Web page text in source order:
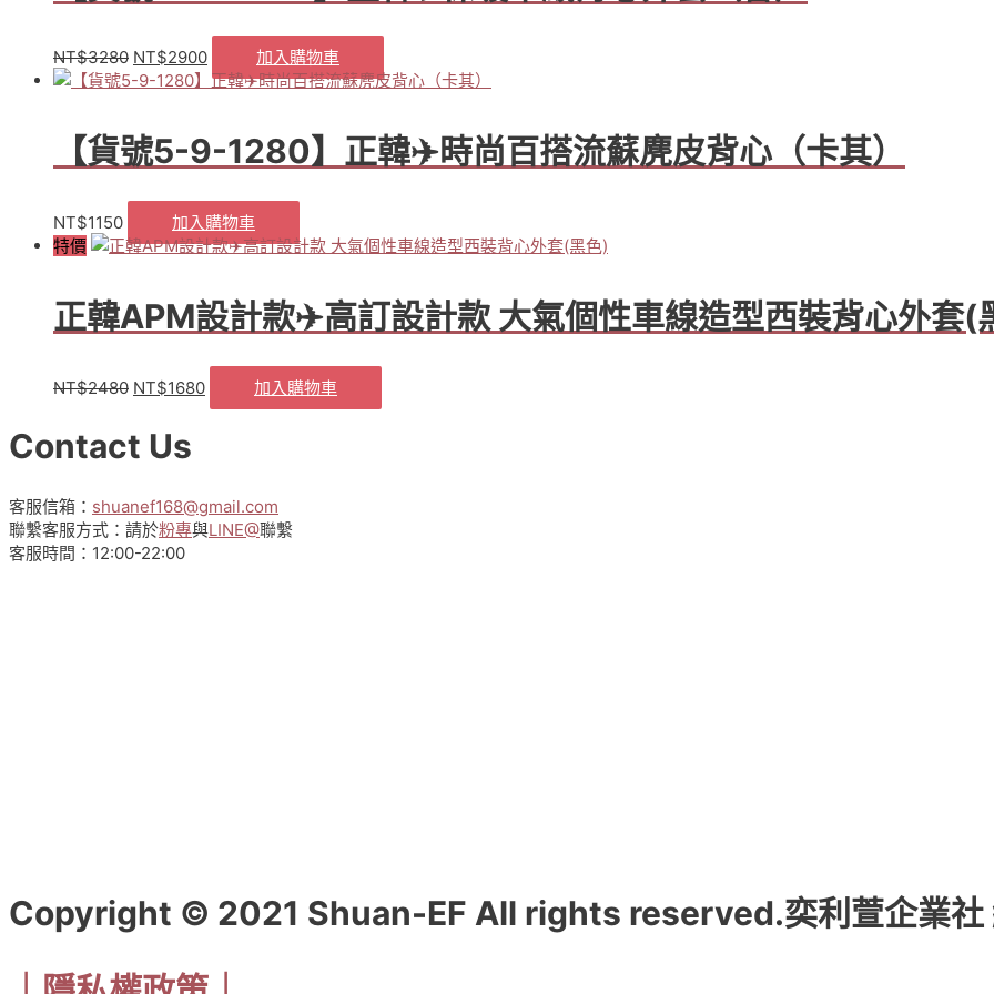
NT$3280 原
始
格：
NT$3280。
NT$2900目
前
NT$2900。
加入購物車
【貨號5-9-1280】正韓✈️時尚百搭流蘇麂皮背心（卡其）
NT$1150
加入購物車
特價
正韓APM設計款✈️高訂設計款 大氣個性車線造型西裝背心外套(
NT$2480 原
價
格：
NT$1680目
前
加入購物車
Contact Us
客服信箱： shuanef168@gmail.com
聯繫客服方式：請於粉專與LINE@聯繫
客服時間：12:00-22:00
Copyright © 2021 Shuan-EF All rights reserved.奕利萱企業